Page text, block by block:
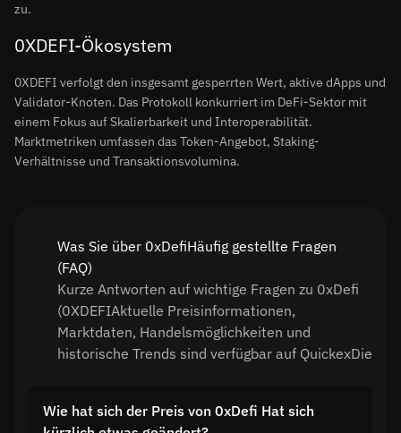
zu.
0XDEFI-Ökosystem
0XDEFI verfolgt den insgesamt gesperrten Wert, aktive dApps und
Validator-Knoten. Das Protokoll konkurriert im DeFi-Sektor mit
einem Fokus auf Skalierbarkeit und Interoperabilität.
Marktmetriken umfassen das Token-Angebot, Staking-
Verhältnisse und Transaktionsvolumina.
Was Sie über 0xDefiHäufig gestellte Fragen
(FAQ)
Kurze Antworten auf wichtige Fragen zu 0xDefi
(0XDEFIAktuelle Preisinformationen,
Marktdaten, Handelsmöglichkeiten und
historische Trends sind verfügbar auf QuickexDie
Wie hat sich der Preis von 0xDefi Hat sich